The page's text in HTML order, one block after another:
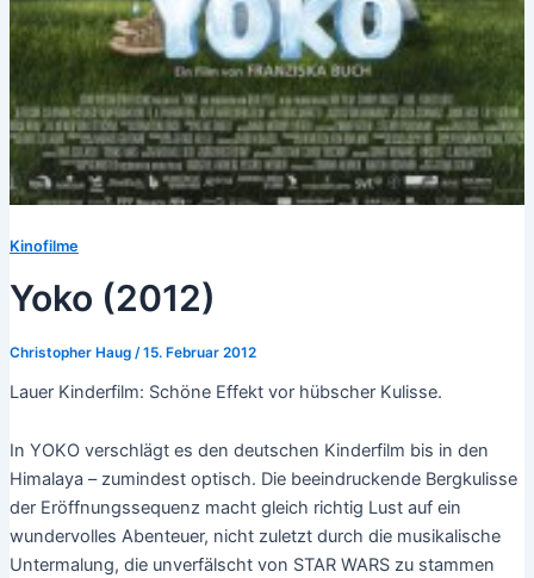
Kinofilme
Yoko (2012)
Christopher Haug /15. Februar 2012
Lauer Kinderfilm: Schöne Effekt vor hübscher Kulisse.
In YOKO verschlägt es den deutschen Kinderfilm bis in den
Himalaya – zumindest optisch. Die beeindruckende Bergkulisse
der Eröffnungssequenz macht gleich richtig Lust auf ein
wundervolles Abenteuer, nicht zuletzt durch die musikalische
Untermalung, die unverfälscht von STAR WARS zu stammen